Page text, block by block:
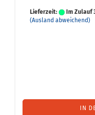
Lieferzeit:
Im Zulauf
(Ausland abweichend)
IN